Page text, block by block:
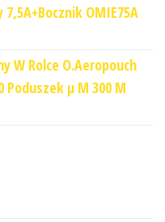
OMIE75A
W Rolce O.Aeropouch
Poduszek µ M 300 M